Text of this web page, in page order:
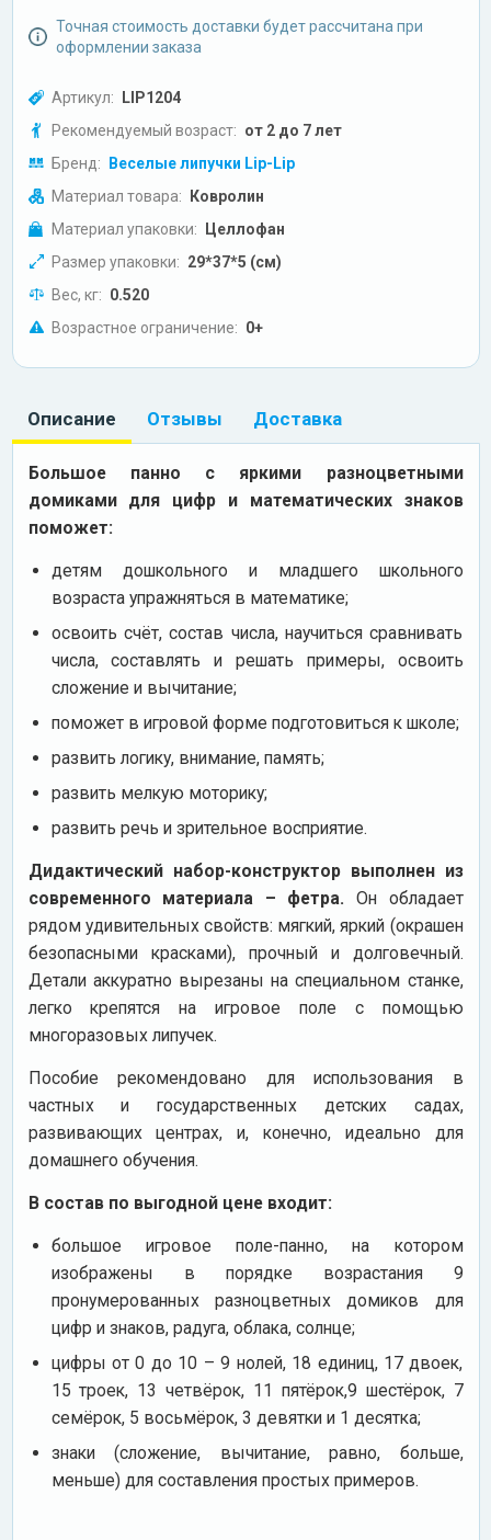
Точная стоимость доставки будет рассчитана при
оформлении заказа
Артикул: LIP1204
Рекомендуемый возраст: от 2 до 7 лет
Бренд: Веселые липучки Lip-Lip
Материал товара: Ковролин
Материал упаковки: Целлофан
Размер упаковки: 29*37*5 (см)
Вес, кг: 0.520
Возрастное ограничение: 0+
Описание Отзывы Доставка
Большое панно с яркими разноцветными
домиками для цифр и математических знаков
поможет:
детям дошкольного и младшего школьного
возраста упражняться в математике;
освоить счёт, состав числа, научиться сравнивать
числа, составлять и решать примеры, освоить
сложение и вычитание;
поможет в игровой форме подготовиться к школе;
развить логику, внимание, память;
развить мелкую моторику;
развить речь и зрительное восприятие.
Дидактический набор-конструктор выполнен из
современного материала – фетра. Он обладает
рядом удивительных свойств: мягкий, яркий (окрашен
безопасными красками), прочный и долговечный.
Детали аккуратно вырезаны на специальном станке,
легко крепятся на игровое поле с помощью
многоразовых липучек.
Пособие рекомендовано для использования в
частных и государственных детских садах,
развивающих центрах, и, конечно, идеально для
домашнего обучения.
В состав по выгодной цене входит:
большое игровое поле-панно, на котором
изображены в порядке возрастания 9
пронумерованных разноцветных домиков для
цифр и знаков, радуга, облака, солнце;
цифры от 0 до 10 – 9 нолей, 18 единиц, 17 двоек,
15 троек, 13 четвёрок, 11 пятёрок,9 шестёрок, 7
семёрок, 5 восьмёрок, 3 девятки и 1 десятка;
знаки (сложение, вычитание, равно, больше,
меньше) для составления простых примеров.